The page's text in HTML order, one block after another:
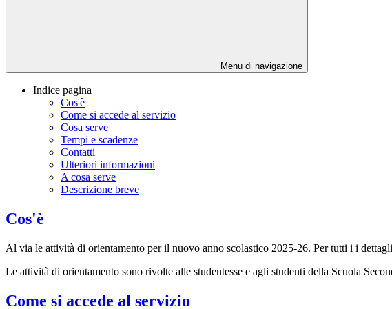
Menu di navigazione
Indice pagina
Cos'è
Come si accede al servizio
Cosa serve
Tempi e scadenze
Contatti
Ulteriori informazioni
A cosa serve
Descrizione breve
Cos'è
Al via le attività di orientamento per il nuovo anno scolastico 2025-26. Per tutti i i
Le attività di orientamento sono rivolte alle studentesse e agli studenti della Scuola
Come si accede al servizio